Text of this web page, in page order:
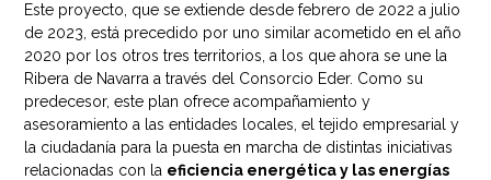
Este proyecto, que se extiende desde febrero de 2022 a julio
de 2023, está precedido por uno similar acometido en el año
2020 por los otros tres territorios, a los que ahora se une la
Ribera de Navarra a través del Consorcio Eder. Como su
predecesor, este plan ofrece acompañamiento y
asesoramiento a las entidades locales, el tejido empresarial y
la ciudadanía para la puesta en marcha de distintas iniciativas
relacionadas con la eficiencia energética y las energías